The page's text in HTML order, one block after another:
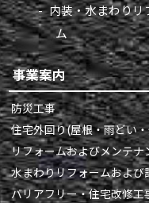
内装・水まわりリ
ム
事業案内
防災工事
住宅外回り(屋根・雨どい
リフォームおよびメンテナ
水まわりリフォームおよ
バリアフリー・住宅改修工